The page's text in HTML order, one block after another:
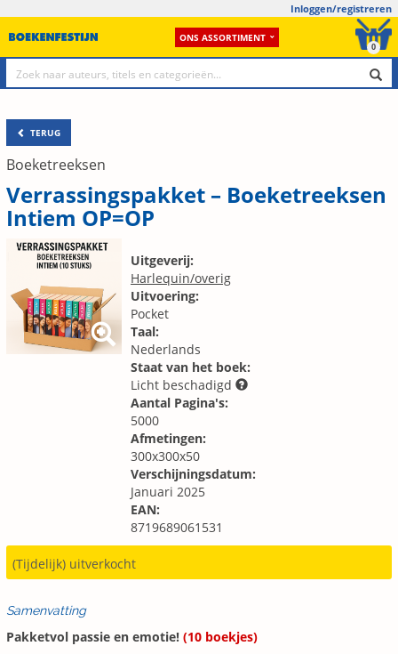
Inloggen/registreren
ONS ASSORTIMENT
0
TERUG
Boeketreeksen
Verrassingspakket – Boeketreeksen
Intiem OP=OP
Uitgeverij:
Harlequin/overig
Uitvoering:
Pocket
Taal:
Nederlands
Staat van het boek:
Licht beschadigd
Aantal Pagina's:
5000
Afmetingen:
300x300x50
Verschijningsdatum:
Januari 2025
EAN:
8719689061531
(Tijdelijk) uitverkocht
Samenvatting
Pakketvol passie en emotie! (10 boekjes)